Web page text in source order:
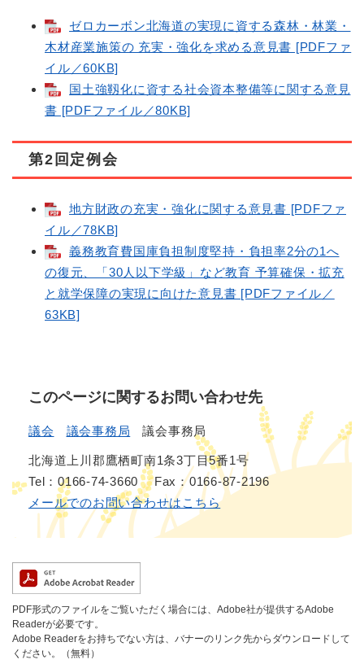
ゼロカーボン北海道の実現に資する森林・林業・
木材産業施策の 充実・強化を求める意見書 [PDFファ
イル／60KB]
国土強靱化に資する社会資本整備等に関する意見
書 [PDFファイル／80KB]
第2回定例会
地方財政の充実・強化に関する意見書 [PDFファ
イル／78KB]
義務教育費国庫負担制度堅持・負担率2分の1へ
の復元、「30人以下学級」など教育 予算確保・拡充
と就学保障の実現に向けた意見書 [PDFファイル／
63KB]
このページに関するお問い合わせ先
議会 議会事務局 議会事務局
北海道上川郡鷹栖町南1条3丁目5番1号
Tel：0166-74-3660
Fax：0166-87-2196
メールでのお問い合わせはこちら
PDF形式のファイルをご覧いただく場合には、Adobe社が提供するAdobe
Readerが必要です。
Adobe Readerをお持ちでない方は、バナーのリンク先からダウンロードして
ください。（無料）